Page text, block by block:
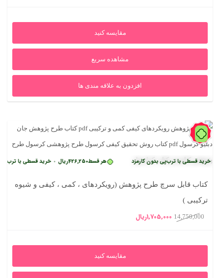
7,000,000ریال
1,771,000ریال
مقایسه کنید
مشاهده سریع
افزدون به علاقه مندی ها
88%
هر قسط426,250ریال • خرید قسطی با ترب‌پی بدون قسطی با ترب‌پی بدون کارمزد
کتاب قابل سرچ طرح پژوهش (رویکردهای ، کمی ، کیفی و شیوه
ترکیبی )
14,750,000 قیمت
14,750,000ریال
1,705,000ریال
1,705,000ریال
مقایسه کنید